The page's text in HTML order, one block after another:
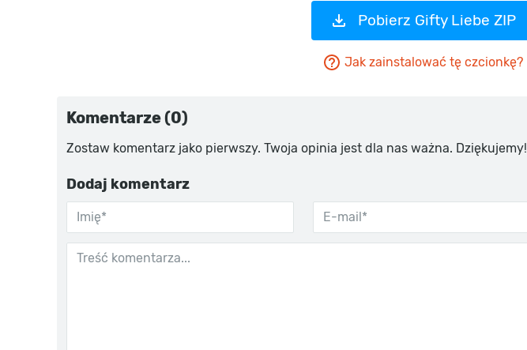
Pobierz Gifty Liebe ZIP
Jak zainstalować tę czcionkę?
Komentarze (0)
Zostaw komentarz jako pierwszy. Twoja opinia jest dla nas ważna. Dziękujemy!
Dodaj komentarz